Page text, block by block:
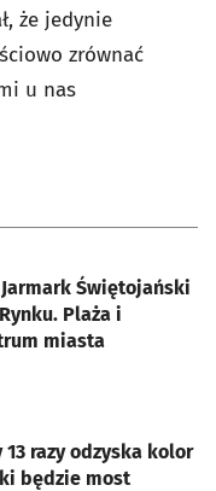
że jedynie
zrównać
u nas
Świętojański
Plaża i
miasta
razy odzyska kolor
będzie most